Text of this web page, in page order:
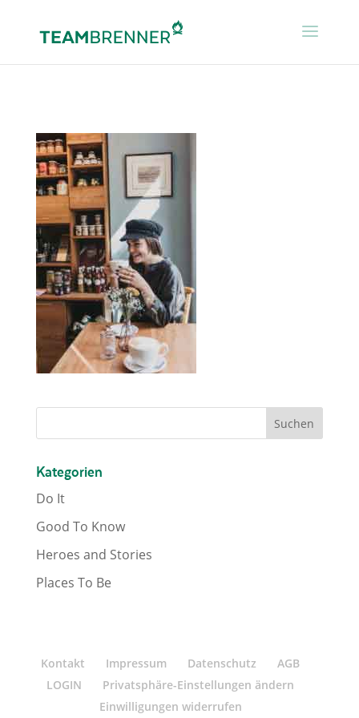
Kategorien
Do It
Good To Know
Heroes and Stories
Places To Be
Kontakt Impressum Datenschutz
AGB
LOGIN
Privatsphäre-Einstellungen ändern
Einwilligungen widerrufen